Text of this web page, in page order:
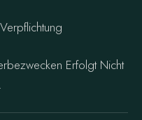
Erfolgt Nicht